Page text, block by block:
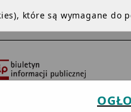
które są wymagane do